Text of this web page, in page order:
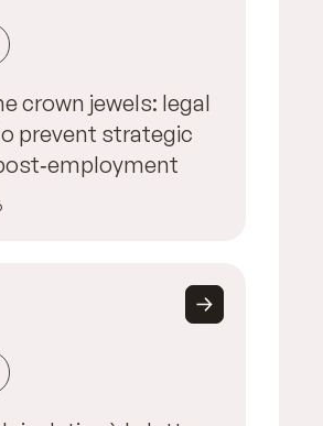
crown jewels: legal
prevent strategic